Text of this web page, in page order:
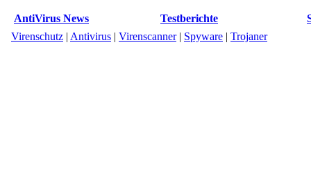
AntiVirus News Testberichte
Virenschutz | Antivirus | Virenscanner| Spyware | Trojaner